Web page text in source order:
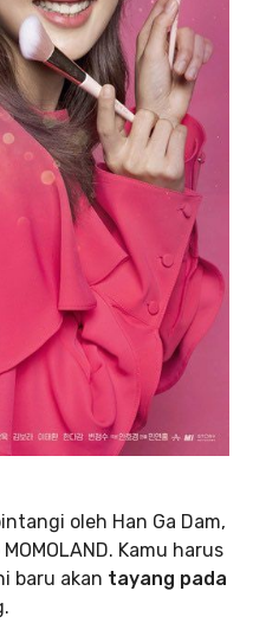
oleh Han Ga Dam,
Kamu harus
baru akan tayang pada